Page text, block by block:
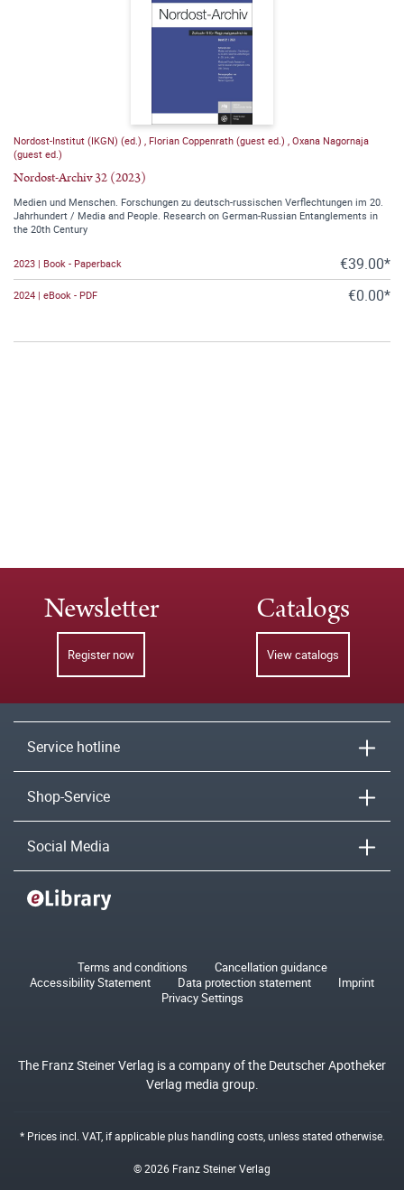
Nordost-Institut (IKGN) (ed.) Florian Coppenrath (guest ed.) Oxana Nagornaja
(guest ed.)
Nordost-Archiv 32 (2023)
Medien und Menschen. Forschungen zu deutsch-russischen Verflechtungen im 20.
Jahrhundert / Media and People. Research on German-Russian Entanglements in
the 20th Century
2023 | Book - Paperback €39.00*
2024 | eBook - PDF €0.00*
Newsletter
Register now
Catalogs
View catalogs
Service hotline
Shop-Service
Social Media
Terms and conditions
Cancellation guidance
Accessibility Statement
Data protection statement
Imprint
Privacy Settings
The Franz Steiner Verlag is a company of the Deutscher Apotheker
Verlag media group.
* Prices incl. VAT, if applicable plushandling costs, unless stated otherwise.
© 2026 Franz Steiner Verlag